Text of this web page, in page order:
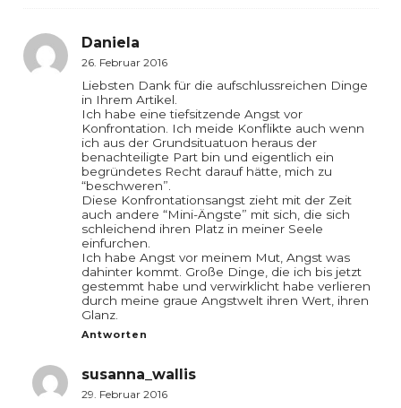
Daniela
26. Februar 2016
Liebsten Dank für die aufschlussreichen Dinge
in Ihrem Artikel.
Ich habe eine tiefsitzende Angst vor
Konfrontation. Ich meide Konflikte auch wenn
ich aus der Grundsituatuon heraus der
benachteiligte Part bin und eigentlich ein
begründetes Recht darauf hätte, mich zu
“beschweren”.
Diese Konfrontationsangst zieht mit der Zeit
auch andere “Mini-Ängste” mit sich, die sich
schleichend ihren Platz in meiner Seele
einfurchen.
Ich habe Angst vor meinem Mut, Angst was
dahinter kommt. Große Dinge, die ich bis jetzt
gestemmt habe und verwirklicht habe verlieren
durch meine graue Angstwelt ihren Wert, ihren
Glanz.
Antworten
susanna_wallis
29. Februar 2016